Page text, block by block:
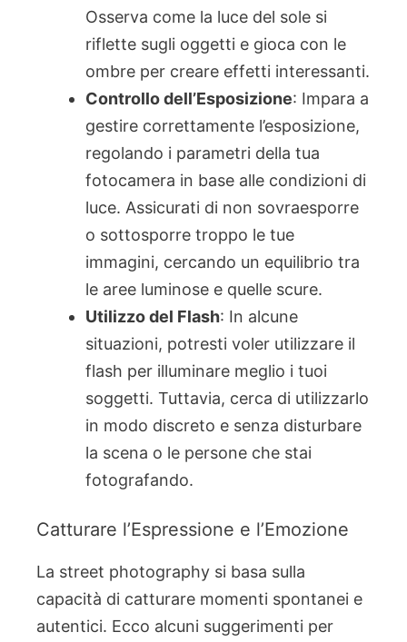
Osserva come la luce del sole si
riflette sugli oggetti e gioca con le
ombre per creare effetti interessanti.
Controllo dell’Esposizione: Impara a
gestire correttamente l’esposizione,
regolando i parametri della tua
fotocamera in base alle condizioni di
luce. Assicurati di non sovraesporre
o sottosporre troppo le tue
immagini, cercando un equilibrio tra
le aree luminose e quelle scure.
Utilizzo del Flash: In alcune
situazioni, potresti voler utilizzare il
flash per illuminare meglio i tuoi
soggetti. Tuttavia, cerca di utilizzarlo
in modo discreto e senza disturbare
la scena o le persone che stai
fotografando.
Catturare l’Espressione e l’Emozione
La street photography si basa sulla
capacità di catturare momenti spontanei e
autentici. Ecco alcuni suggerimenti per